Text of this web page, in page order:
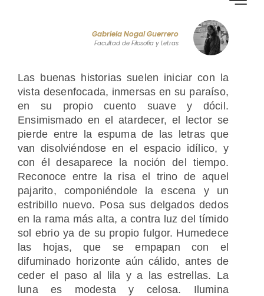
Gabriela Nogal Guerrero
Facultad de Filosofía y Letras
Las buenas historias suelen iniciar con la
vista desenfocada, inmersas en su paraíso,
en su propio cuento suave y dócil.
Ensimismado en el atardecer, el lector se
pierde entre la espuma de las letras que
van disolviéndose en el espacio idílico, y
con él desaparece la noción del tiempo.
Reconoce entre la risa el trino de aquel
pajarito, componiéndole la escena y un
estribillo nuevo. Posa sus delgados dedos
en la rama más alta, a contra luz del tímido
sol ebrio ya de su propio fulgor. Humedece
las hojas, que se empapan con el
difuminado horizonte aún cálido, antes de
ceder el paso al lila y a las estrellas. La
luna es modesta y celosa. Ilumina